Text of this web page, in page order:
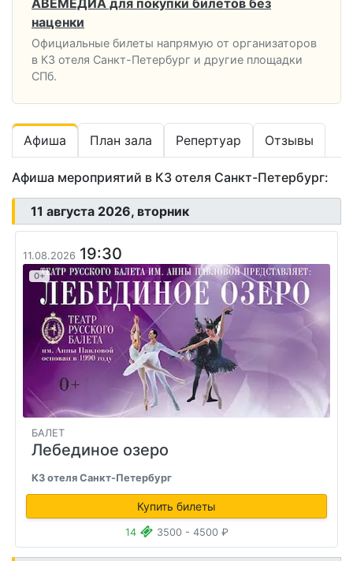
АВЕМЕДИА для покупки билетов без
наценки
Официальные билеты напрямую от организаторов
в КЗ отеля Санкт-Петербург и другие площадки
СПб.
Афиша План зала Репертуар Отзывы
Афиша мероприятий в КЗ отеля Санкт-Петербург:
11 августа 2026, вторник
11.08.2026 19:30
0+
БАЛЕТ
Лебединое озеро
КЗ отеля Санкт-Петербург
Купить билеты
14 3500 - 4500 ₽